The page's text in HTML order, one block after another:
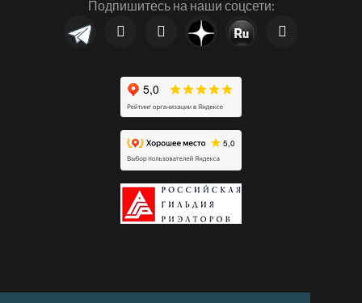
Подпишитесь на наши соцсети: